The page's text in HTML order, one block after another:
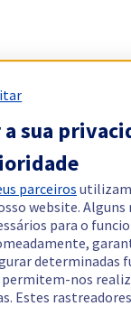
sua
parceiros
website. Alguns
para o
determinadas
permitem-nos
Estes